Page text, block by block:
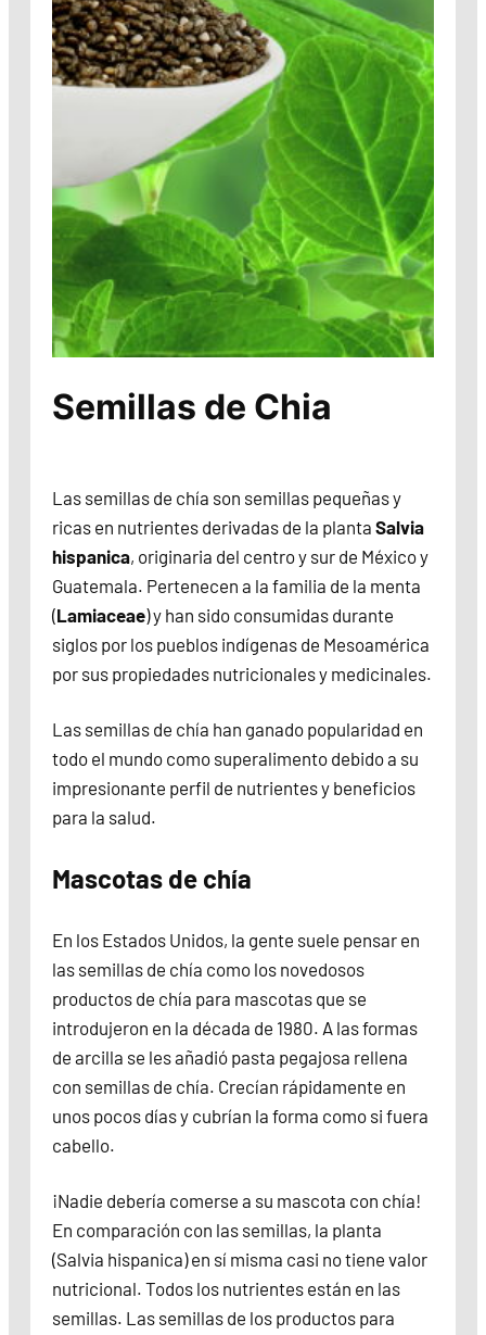
Semillas de Chia
Las semillas de chía son semillas pequeñas y
ricas en nutrientes derivadas de la planta Salvia
hispanica, originaria del centro y sur de México y
Guatemala. Pertenecen a la familia de la menta
(Lamiaceae) y han sido consumidas durante
siglos por los pueblos indígenas de Mesoamérica
por sus propiedades nutricionales y medicinales.
Las semillas de chía han ganado popularidad en
todo el mundo como superalimento debido a su
impresionante perfil de nutrientes y beneficios
para la salud.
Mascotas de chía
En los Estados Unidos, la gente suele pensar en
las semillas de chía como los novedosos
productos de chía para mascotas que se
introdujeron en la década de 1980. A las formas
de arcilla se les añadió pasta pegajosa rellena
con semillas de chía. Crecían rápidamente en
unos pocos días y cubrían la forma como si fuera
cabello.
¡Nadie debería comerse a su mascota con chía!
En comparación con las semillas, la planta
(Salvia hispanica) en sí misma casi no tiene valor
nutricional. Todos los nutrientes están en las
semillas. Las semillas de los productos para